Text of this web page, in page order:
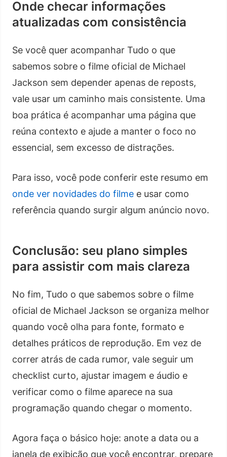
Onde checar informações
atualizadas com consistência
Se você quer acompanhar Tudo o que
sabemos sobre o filme oficial de Michael
Jackson sem depender apenas de reposts,
vale usar um caminho mais consistente. Uma
boa prática é acompanhar uma página que
reúna contexto e ajude a manter o foco no
essencial, sem excesso de distrações.
Para isso, você pode conferir este resumo em
onde ver novidades do filme e usar como
referência quando surgir algum anúncio novo.
Conclusão: seu plano simples
para assistir com mais clareza
No fim, Tudo o que sabemos sobre o filme
oficial de Michael Jackson se organiza melhor
quando você olha para fonte, formato e
detalhes práticos de reprodução. Em vez de
correr atrás de cada rumor, vale seguir um
checklist curto, ajustar imagem e áudio e
verificar como o filme aparece na sua
programação quando chegar o momento.
Agora faça o básico hoje: anote a data ou a
janela de exibição que você encontrar, prepare